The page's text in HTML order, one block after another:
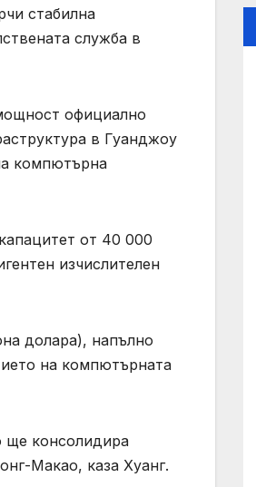
стабилна
служба в
официално
в Гуанджоу
компютърна
от 40 000
изчислителен
долара), напълно
на компютърната
ще консолидира
Макао, каза Хуанг.